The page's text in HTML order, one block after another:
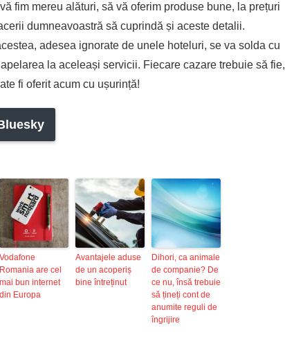
fim mereu alături, să vă oferim produse bune, la prețuri
dumneavoastră să cuprindă și aceste detalii.
adesea ignorate de unele hoteluri, se va solda cu
la aceleași servicii. Fiecare cazare trebuie să fie,
fi oferit acum cu ușurință!
Vodafone
Romania are cel
mai bun internet
din Europa
Avantajele aduse
de un acoperiș
bine întreținut
Dihori, ca animale
de companie? De
ce nu, însă trebuie
să țineți cont de
anumite reguli de
îngrijire